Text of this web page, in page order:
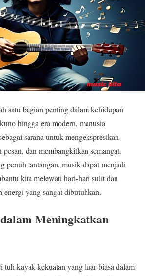
satu bagian penting dalam kehidupan
hingga era modern, manusia
sarana untuk mengekspresikan
dan membangkitkan semangat.
penuh tantangan, musik dapat menjadi
kita melewati hari-hari sulit dan
energi yang sangat dibutuhkan.
Meningkatkan
tuh kayak kekuatan yang luar biasa dalam